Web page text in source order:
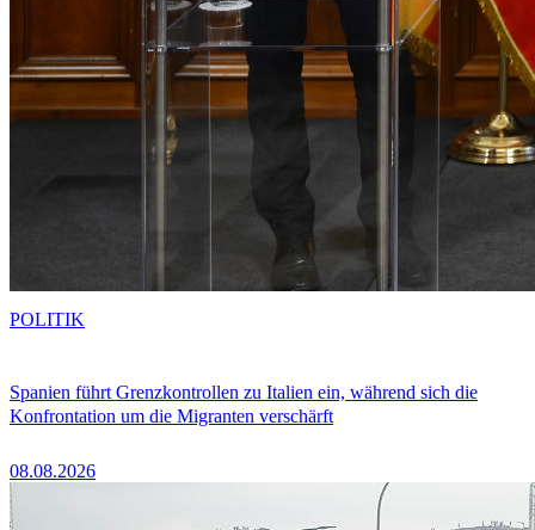
Spanien führt Grenzkontrollen zu Italien ein, während sich die
Konfrontation um die Migranten verschärft
08.08.2026
POLITIK